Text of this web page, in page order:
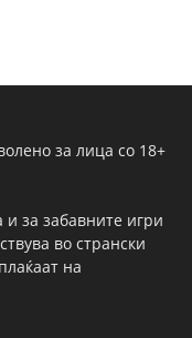
за лица со 18+
и за забавните игри
во странски
на